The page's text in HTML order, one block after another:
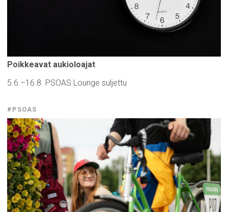
Poikkeavat aukioloajat
5.6.–16.8. PSOAS Lounge suljettu
#PSOAS